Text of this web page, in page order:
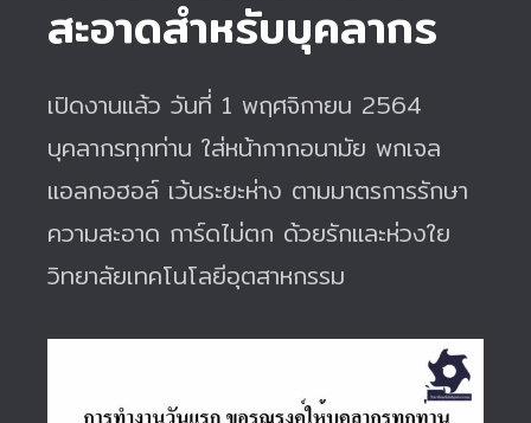
สะอาดสำหรับบุคลากร
เปิดงานแล้ว วันที่ 1 พฤศจิกายน 2564
บุคลากรทุกท่าน ใส่หน้ากากอนามัย พกเจล
แอลกอฮอล์ เว้นระยะห่าง ตามมาตรการรักษา
ความสะอาด การ์ดไม่ตก ด้วยรักและห่วงใย
วิทยาลัยเทคโนโลยีอุตสาหกรรม